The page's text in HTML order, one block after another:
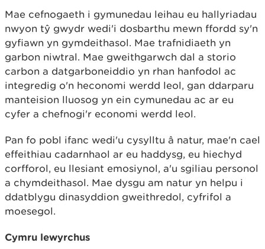
Mae cefnogaeth i gymunedau leihau eu hallyriadau
nwyon tŷ gwydr wedi'i dosbarthu mewn ffordd sy'n
gyfiawn yn gymdeithasol. Mae trafnidiaeth yn
garbon niwtral. Mae gweithgarwch dal a storio
carbon a datgarboneiddio yn rhan hanfodol ac
integredig o'n heconomi werdd leol, gan ddarparu
manteision lluosog yn ein cymunedau ac ar eu
cyfer a chefnogi'r economi werdd leol.
Pan fo pobl ifanc wedi'u cysylltu â natur, mae'n cael
effeithiau cadarnhaol ar eu haddysg, eu hiechyd
corfforol, eu llesiant emosiynol, a'u sgiliau personol
a chymdeithasol. Mae dysgu am natur yn helpu i
ddatblygu dinasyddion gweithredol, cyfrifol a
moesegol.
Cymru lewyrchus